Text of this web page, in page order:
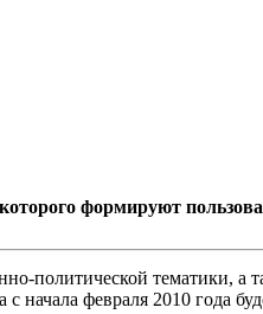
формируют
политической тематики,
февраля 2010 года